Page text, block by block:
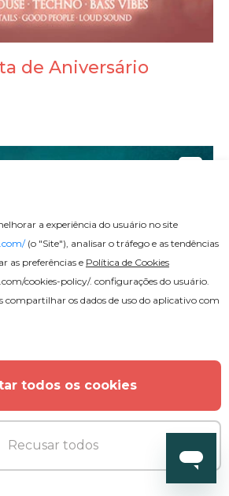
de Aniversário
a experiência do usuário no site
(o "Site"), analisar o tráfego e as tendências
as preferências e Política de Cookies
cookies-policy/. configurações do usuário.
compartilhar os dados de uso do aplicativo com
todos os cookies
Recusar todos